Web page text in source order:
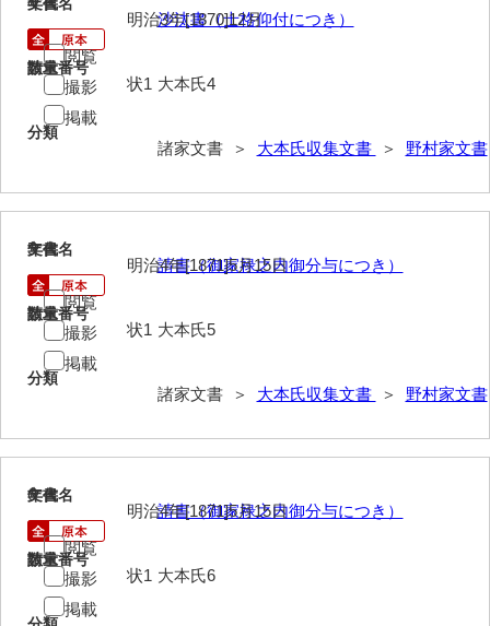
宇野家文書
浦家文書
恵良宏収集文書
大谷家文書
大野毛利家文書
文書名
沙汰書（士格仰付につき）
請求番号
大本氏4
分類
諸家文書 ＞ 大本氏収集文書 ＞ 野村家文書
年代
明治3年[1870]12月
数量
状1
閲覧
撮影
掲載
5
文書名
請書（御家禄之内御分与につき）
請求番号
大本氏5
分類
諸家文書 ＞ 大本氏収集文書 ＞ 野村家文書
年代
明治4年[1871]5月15日
数量
状1
閲覧
撮影
掲載
6
文書名
請書（御家禄之内御分与につき）
請求番号
大本氏6
年代
明治4年[1871]5月15日
数量
状1
閲覧
撮影
掲載